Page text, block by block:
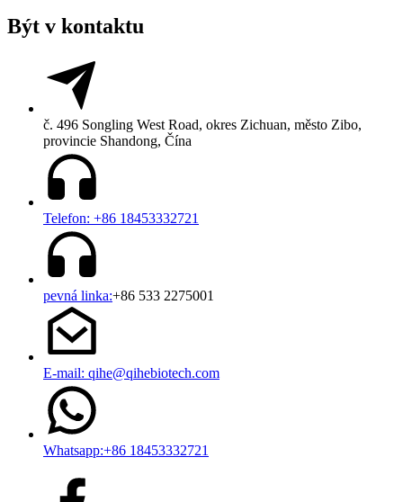
Být v kontaktu
č. 496 Songling West Road, okres Zichuan, město Zibo,
provincie Shandong, Čína
Telefon: +86 18453332721
pevná linka:+86 533 2275001
E-mail: qihe@qihebiotech.com
Whatsapp:+86 18453332721